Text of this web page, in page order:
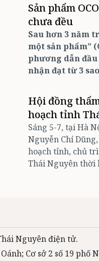
Sản phẩm
chưa đều
Sau hơn 3 năm
một sản phẩm”
phương dẫn
nhận đạt từ 3
Hội đồng
hoạch tỉnh
Sáng 5-7, tại Hà
Nguyễn Chí
hoạch tỉnh, chủ
Thái Nguyên thời
Nguyên điện tử.
Cơ sở 2 số 19